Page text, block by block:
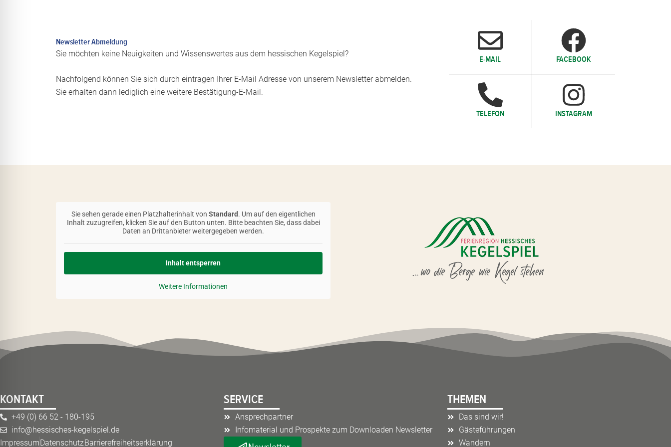
Newsletter Abmeldung
Sie möchten keine Neuigkeiten und Wissenswertes aus dem hessischen Kegelspiel?
Nachfolgend können Sie sich durch eintragen Ihrer E-Mail Adresse von unserem Newsletter abmelden.
Sie erhalten dann lediglich eine weitere Bestätigung-E-Mail.
E-MAIL FACEBOOK
TELEFON INSTAGRAM
Sie sehen gerade einen Platzhalterinhalt von Standard . Um auf den eigentlichen
Inhalt zuzugreifen, klicken Sie auf den Button unten. Bitte beachten Sie, dass dabei
Daten an Drittanbieter weitergegeben werden.
Inhalt entsperren
Weitere Informationen
KONTAKT
+49 (0) 66 52 - 180-195
info@hessisches-kegelspiel.de
ImpressumDatenschutzBarrierefreiheitserklärung
SERVICE
Ansprechpartner
Infomaterial und Prospekte zum Downloaden Newsletter
THEMEN
Das sind wir!
Gästeführungen
Wandern
freundlicher Modus